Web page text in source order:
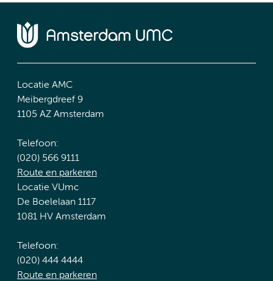
Locatie AMC
Meibergdreef 9
1105 AZ Amsterdam
Telefoon:
(020) 566 9111
Route en parkeren
Locatie VUmc
De Boelelaan 1117
1081 HV Amsterdam
Telefoon:
(020) 444 4444
Route en parkeren